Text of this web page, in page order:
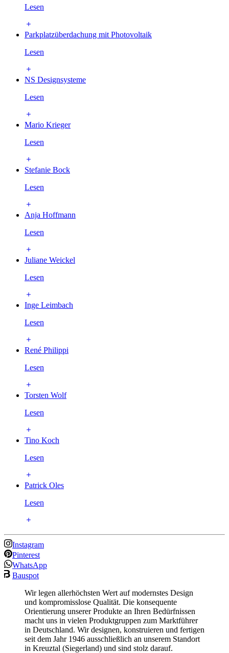
Lesen
Parkplatzüberdachung mit Photovoltaik
Lesen
NS Designsysteme
Lesen
Mario Krieger
Lesen
Stefanie Bock
Lesen
Anja Hoffmann
Lesen
Juliane Weickel
Lesen
Inge Leimbach
Lesen
René Philippi
Lesen
Torsten Wolf
Lesen
Tino Koch
Lesen
Patrick Oles
Lesen
Instagram
Pinterest
WhatsApp
Bauspot
Wir legen allerhöchsten Wert auf modernstes Design
und kompromisslose Qualität. Die konsequente
Orientierung unserer Produkte an Ihren Bedürfnissen
macht uns in vielen Produktgruppen zum Marktführer
in Deutschland. Wir designen, konstruieren und fertigen
seit dem Jahr 1946 ausschließlich an unserem Standort
in Kreuztal (Siegerland) und sind stolz darauf.